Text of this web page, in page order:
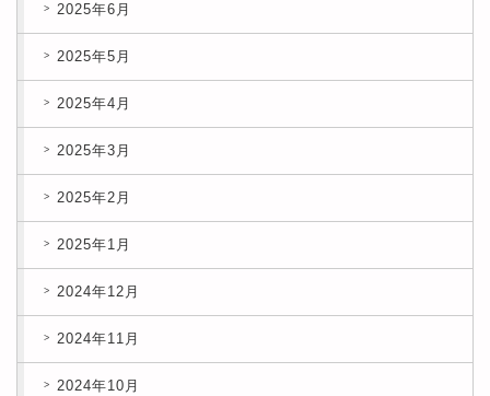
2025年6月
2025年5月
2025年4月
2025年3月
2025年2月
2025年1月
2024年12月
2024年11月
2024年10月